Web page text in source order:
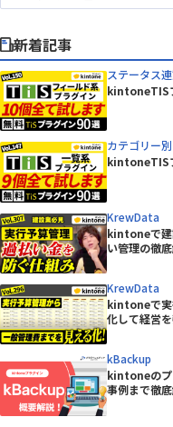
新着記事
ステータス
kintoneTIS
カテゴリー
kintoneTIS
KrewData
kintoneで建
い管理の徹
KrewData
kintoneで実
化して経営
kBackup
kintoneのプ
事例まで徹